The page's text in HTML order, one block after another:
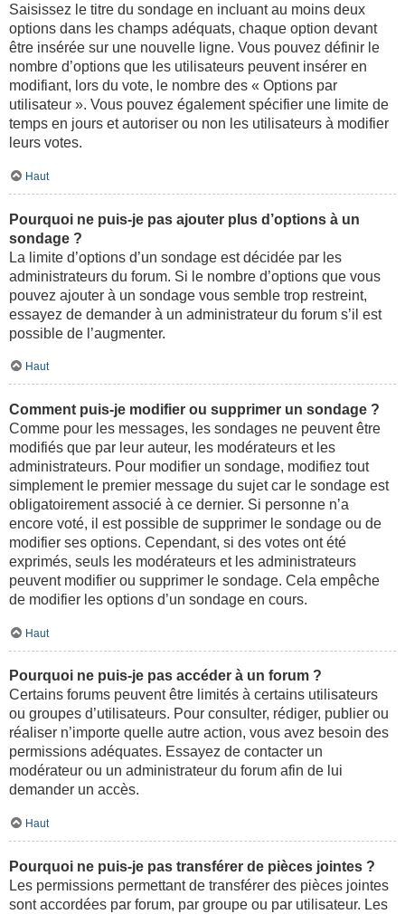
Saisissez le titre du sondage en incluant au moins deux
options dans les champs adéquats, chaque option devant
être insérée sur une nouvelle ligne. Vous pouvez définir le
nombre d’options que les utilisateurs peuvent insérer en
modifiant, lors du vote, le nombre des « Options par
utilisateur ». Vous pouvez également spécifier une limite de
temps en jours et autoriser ou non les utilisateurs à modifier
leurs votes.
Haut
Pourquoi ne puis-je pas ajouter plus d’options à un
sondage ?
La limite d’options d’un sondage est décidée par les
administrateurs du forum. Si le nombre d’options que vous
pouvez ajouter à un sondage vous semble trop restreint,
essayez de demander à un administrateur du forum s’il est
possible de l’augmenter.
Haut
Comment puis-je modifier ou supprimer un sondage ?
Comme pour les messages, les sondages ne peuvent être
modifiés que par leur auteur, les modérateurs et les
administrateurs. Pour modifier un sondage, modifiez tout
simplement le premier message du sujet car le sondage est
obligatoirement associé à ce dernier. Si personne n’a
encore voté, il est possible de supprimer le sondage ou de
modifier ses options. Cependant, si des votes ont été
exprimés, seuls les modérateurs et les administrateurs
peuvent modifier ou supprimer le sondage. Cela empêche
de modifier les options d’un sondage en cours.
Haut
Pourquoi ne puis-je pas accéder à un forum ?
Certains forums peuvent être limités à certains utilisateurs
ou groupes d’utilisateurs. Pour consulter, rédiger, publier ou
réaliser n’importe quelle autre action, vous avez besoin des
permissions adéquates. Essayez de contacter un
modérateur ou un administrateur du forum afin de lui
demander un accès.
Haut
Pourquoi ne puis-je pas transférer de pièces jointes ?
Les permissions permettant de transférer des pièces jointes
sont accordées par forum, par groupe ou par utilisateur. Les